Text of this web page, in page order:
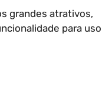
grandes atrativos,
para uso